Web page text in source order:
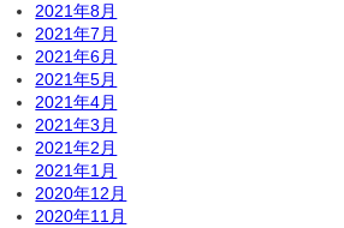
2021年8月
2021年7月
2021年6月
2021年5月
2021年4月
2021年3月
2021年2月
2021年1月
2020年12月
2020年11月